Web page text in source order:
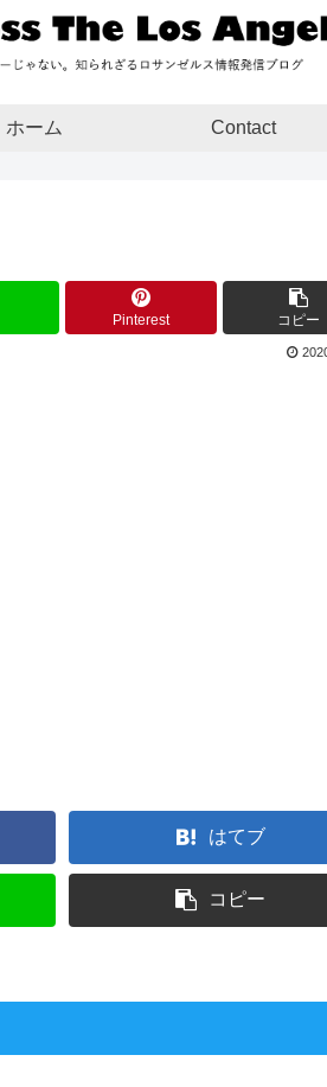
ホーム Contact
Pinterest コピー
はてブ
コピー